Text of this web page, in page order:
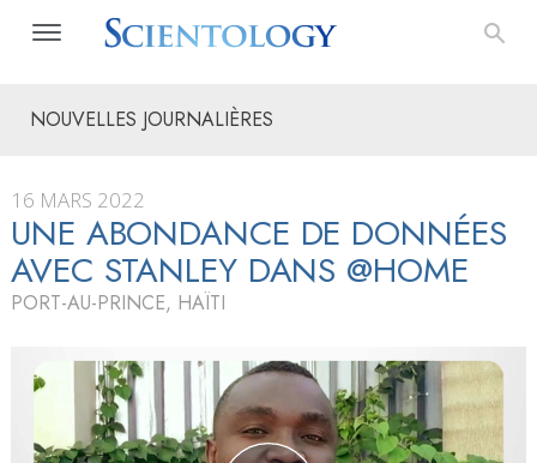
NOUVELLES JOURNALIÈRES
16 MARS 2022
UNE ABONDANCE DE DONNÉES
AVEC STANLEY DANS @HOME
PORT-AU-PRINCE, HAÏTI